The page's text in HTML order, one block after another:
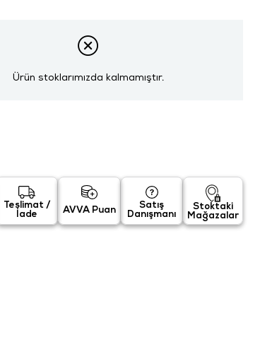
Ürün stoklarımızda kalmamıştır.
Teslimat /
İade
AVVA Puan
Satış
Danışmanı
Stoktaki
Mağazalar